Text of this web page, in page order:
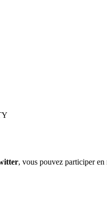
, vous pouvez participer